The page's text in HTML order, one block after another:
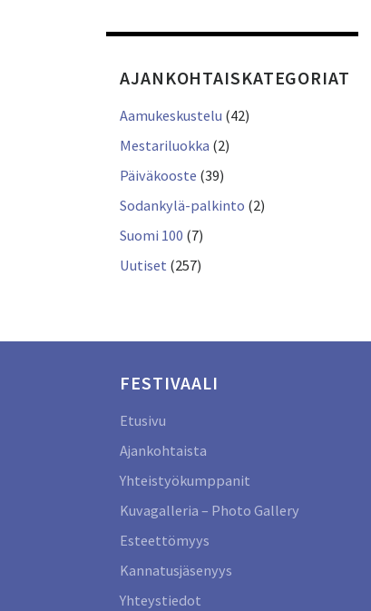
AJANKOHTAISKATEGORIAT
Aamukeskustelu (42)
Mestariluokka (2)
Päiväkooste (39)
Sodankylä-palkinto (2)
Suomi 100 (7)
Uutiset (257)
FESTIVAALI
Etusivu
Ajankohtaista
Yhteistyökumppanit
Kuvagalleria – Photo Gallery
Esteettömyys
Kannatusjäsenyys
Yhteystiedot